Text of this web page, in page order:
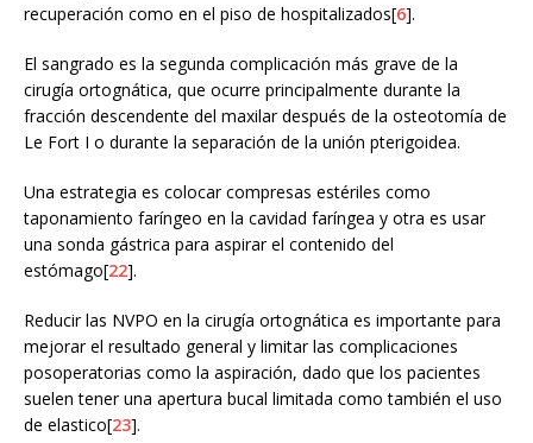
recuperación como en el piso de hospitalizados[6].
El sangrado es la segunda complicación más grave de la
cirugía ortognática, que ocurre principalmente durante la
fracción descendente del maxilar después de la osteotomía de
Le Fort I o durante la separación de la unión pterigoidea.
Una estrategia es colocar compresas estériles como
taponamiento faríngeo en la cavidad faríngea y otra es usar
una sonda gástrica para aspirar el contenido del
estómago[22].
Reducir las NVPO en la cirugía ortognática es importante para
mejorar el resultado general y limitar las complicaciones
posoperatorias como la aspiración, dado que los pacientes
suelen tener una apertura bucal limitada como también el uso
de elastico[23].